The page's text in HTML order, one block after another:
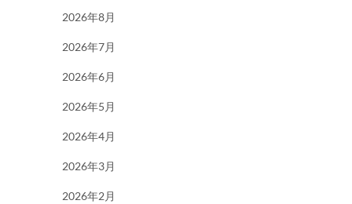
2026年8月
2026年7月
2026年6月
2026年5月
2026年4月
2026年3月
2026年2月